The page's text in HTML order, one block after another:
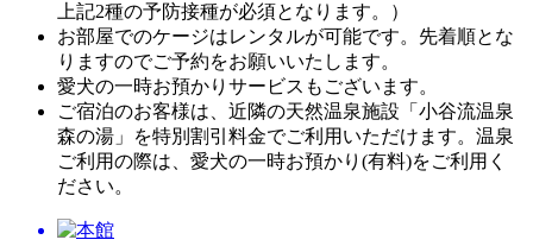
上記2種の予防接種が必須となります。）
お部屋でのケージはレンタルが可能です。先着順とな
りますのでご予約をお願いいたします。
愛犬の一時お預かりサービスもございます。
ご宿泊のお客様は、近隣の天然温泉施設「小谷流温泉
森の湯」を特別割引料金でご利用いただけます。温泉
ご利用の際は、愛犬の一時お預かり(有料)をご利用く
ださい。